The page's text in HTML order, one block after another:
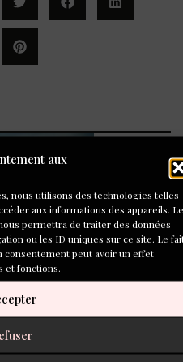
aux
nous utilisons des technologies telles
aux informations des appareils. Le
permettra de traiter des données
ou les ID uniques sur ce site. Le
consentement peut avoir un effet
et fonctions.